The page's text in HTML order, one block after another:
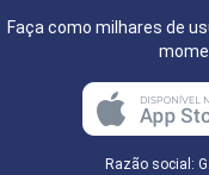
Faça como milhares de
Razão social: